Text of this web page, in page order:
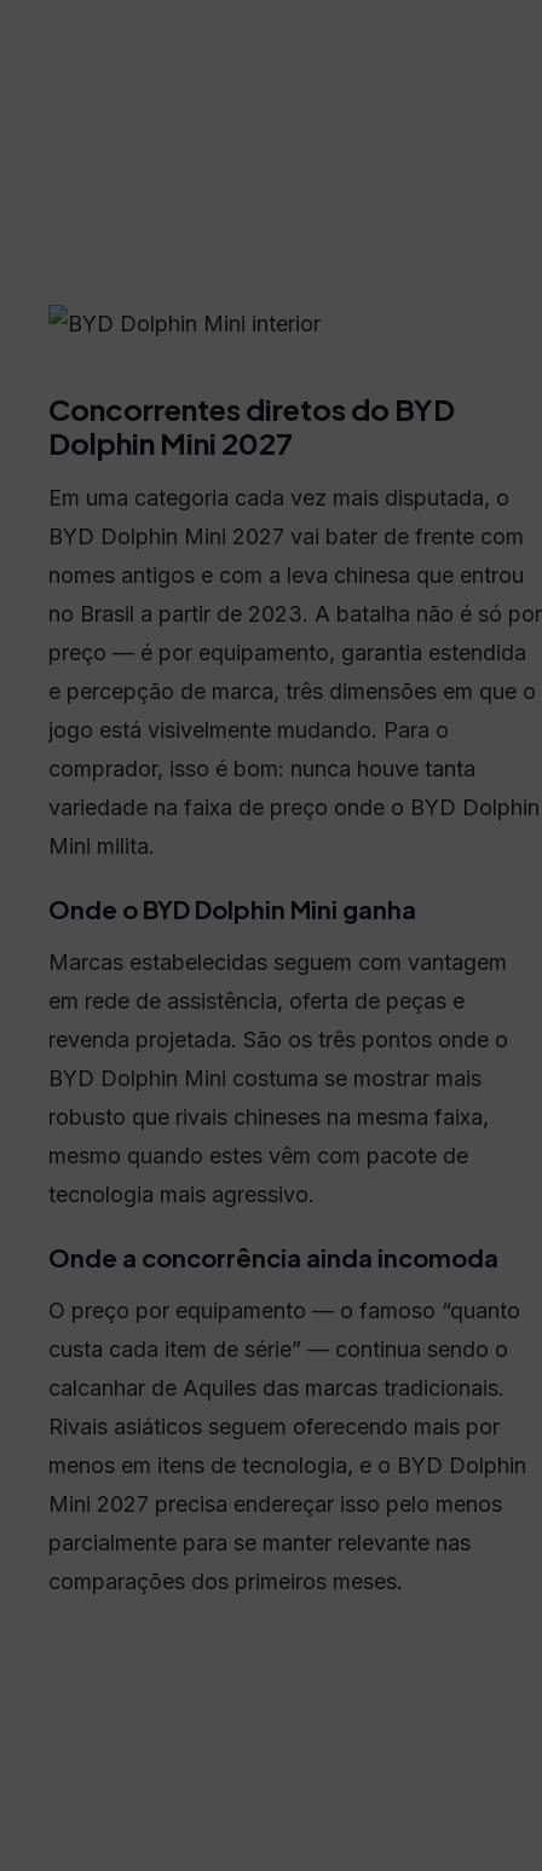
Concorrentes diretos do BYD
Dolphin Mini 2027
Em uma categoria cada vez mais disputada, o
BYD Dolphin Mini 2027 vai bater de frente com
nomes antigos e com a leva chinesa que entrou
no Brasil a partir de 2023. A batalha não é só por
preço — é por equipamento, garantia estendida
e percepção de marca, três dimensões em que o
jogo está visivelmente mudando. Para o
comprador, isso é bom: nunca houve tanta
variedade na faixa de preço onde o BYD Dolphin
Mini milita.
Onde o BYD Dolphin Mini ganha
Marcas estabelecidas seguem com vantagem
em rede de assistência, oferta de peças e
revenda projetada. São os três pontos onde o
BYD Dolphin Mini costuma se mostrar mais
robusto que rivais chineses na mesma faixa,
mesmo quando estes vêm com pacote de
tecnologia mais agressivo.
Onde a concorrência ainda incomoda
O preço por equipamento — o famoso “quanto
custa cada item de série” — continua sendo o
calcanhar de Aquiles das marcas tradicionais.
Rivais asiáticos seguem oferecendo mais por
menos em itens de tecnologia, e o BYD Dolphin
Mini 2027 precisa endereçar isso pelo menos
parcialmente para se manter relevante nas
comparações dos primeiros meses.